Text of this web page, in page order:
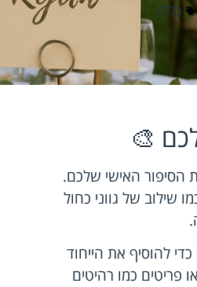
כללי
🎨
הסיפור האישי שלכם.
שילוב של גווני כחול
להוסיף את הייחוד
פריטים כמו רהיטים